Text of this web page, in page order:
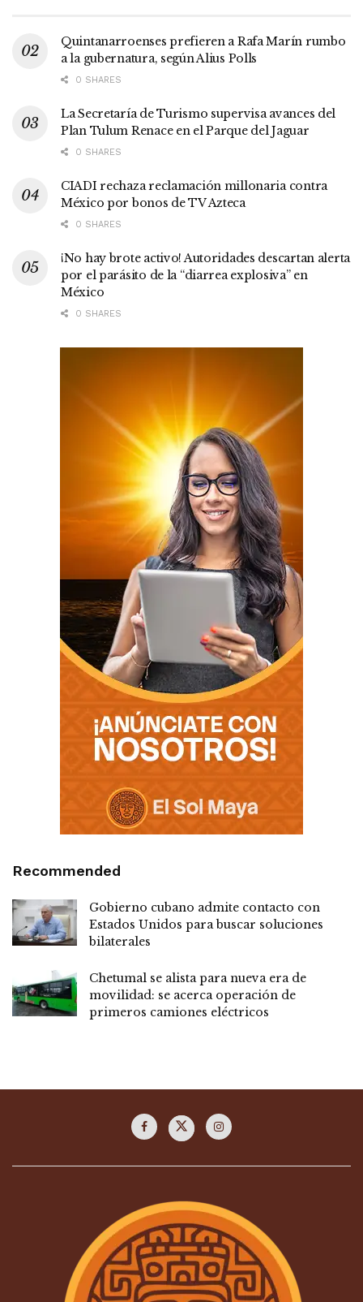
Quintanarroenses prefieren a Rafa Marín rumbo
a la gubernatura, según Alius Polls
0 SHARES
La Secretaría de Turismo supervisa avances del
Plan Tulum Renace en el Parque del Jaguar
0 SHARES
CIADI rechaza reclamación millonaria contra
México por bonos de TV Azteca
0 SHARES
¡No hay brote activo! Autoridades descartan alerta
por el parásito de la “diarrea explosiva” en
México
0 SHARES
Recommended
Gobierno cubano admite contacto con
Estados Unidos para buscar soluciones
bilaterales
Chetumal se alista para nueva era de
movilidad: se acerca operación de
primeros camiones eléctricos